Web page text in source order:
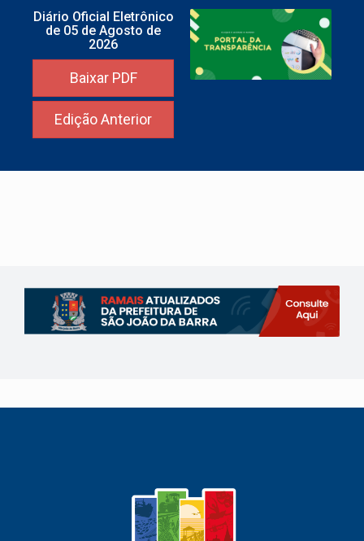
Diário Oficial Eletrônico
de 05 de Agosto de
2026
Baixar PDF
Edição Anterior